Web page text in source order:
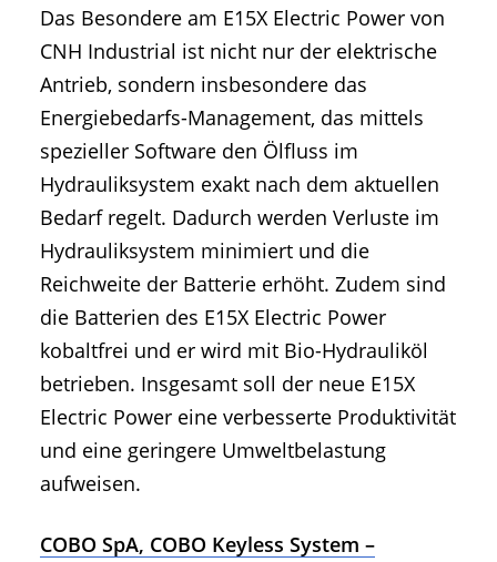
Das Besondere am E15X Electric Power von
CNH Industrial ist nicht nur der elektrische
Antrieb, sondern insbesondere das
Energiebedarfs-Management, das mittels
spezieller Software den Ölfluss im
Hydrauliksystem exakt nach dem aktuellen
Bedarf regelt. Dadurch werden Verluste im
Hydrauliksystem minimiert und die
Reichweite der Batterie erhöht. Zudem sind
die Batterien des E15X Electric Power
kobaltfrei und er wird mit Bio-Hydrauliköl
betrieben. Insgesamt soll der neue E15X
Electric Power eine verbesserte Produktivität
und eine geringere Umweltbelastung
aufweisen.
COBO SpA, COBO Keyless System –